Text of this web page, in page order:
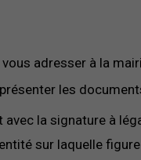
adresser à la
les
avec la signature à
sur laquelle